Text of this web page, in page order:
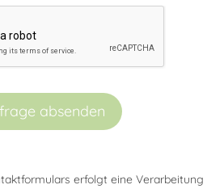
absenden
erfolgt eine Verarbeitung